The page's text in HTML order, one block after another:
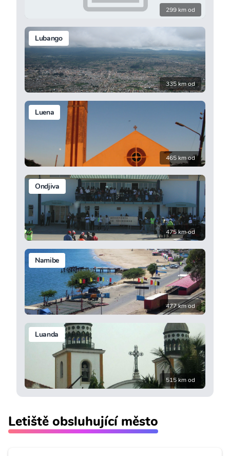
299 km od
Lubango
335 km od
Luena
465 km od
Ondjiva
475 km od
Namibe
477 km od
Luanda
515 km od
Letiště obsluhující město